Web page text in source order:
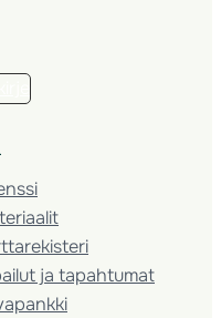
ja tapahtumat